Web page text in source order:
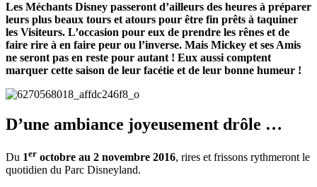
Les Méchants Disney passeront d’ailleurs des heures à préparer
leurs plus beaux tours et atours pour être fin prêts à taquiner
les Visiteurs. L’occasion pour eux de prendre les rênes et de
faire rire à en faire peur ou l’inverse. Mais Mickey et ses Amis
ne seront pas en reste pour autant ! Eux aussi comptent
marquer cette saison de leur facétie et de leur bonne humeur !
D’une ambiance joyeusement drôle …
Du 1er octobre au 2 novembre 2016, rires et frissons rythmeront le
quotidien du Parc Disneyland.